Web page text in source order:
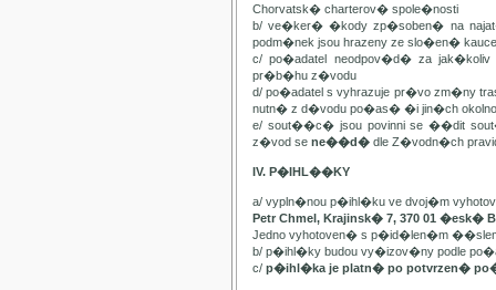
Chorvatsk� charterov� spole�nosti
b/ ve�ker� �kody zp�soben� na
podm�nek jsou hrazeny ze slo�en� kauce
c/ po�adatel neodpov�d� za
pr�b�hu z�vodu
d/ po�adatel s vyhrazuje pr�vo zm�ny
nutn� z d�vodu po�as� �i jin�ch
e/ sout��c� jsou povinni se ��dit
z�vod se ne��d� dle Z�vodn�ch
IV. P�IHL��KY
a/ vypln�nou p�ihl�ku ve dvoj�m
Petr Chmel, Krajinsk� 7, 370 01 �esk�
Jedno vyhotoven� s p�id�len�m
b/ p�ihl�ky budou vy�izov�ny podle
c/ p�ihl�ka je platn� po potvrzen�